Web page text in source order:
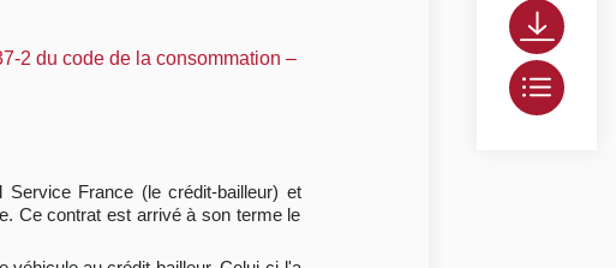
2 du code de la consommation –
France (le crédit-bailleur) et
Ce contrat est arrivé à son terme le